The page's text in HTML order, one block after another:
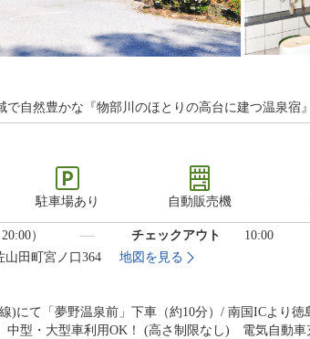
自然豊かな『物部川のほとりの高台に建つ温泉宿』
駐車場あり 自動販売機
） チェックアウト
10:00
山田町宮ノ口364
地図を見る
)にて「夢野温泉前」下車（約10分）/ 南国ICより徳
・大型車利用OK！ (高さ制限なし) 電気自動車